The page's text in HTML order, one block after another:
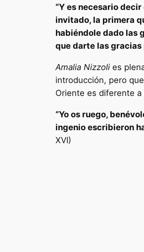
“Y es necesario
invitado, la primera
habiéndole dado las
que darte las gracias
Amalia Nizzoli es
introducción, pero
Oriente es diferente
“Yo os ruego,
ingenio escribieron
XVI)